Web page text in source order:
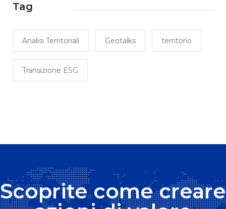
Tag
Analisi Territoriali Geotalks territorio
Transizione ESG
Scoprite come creare